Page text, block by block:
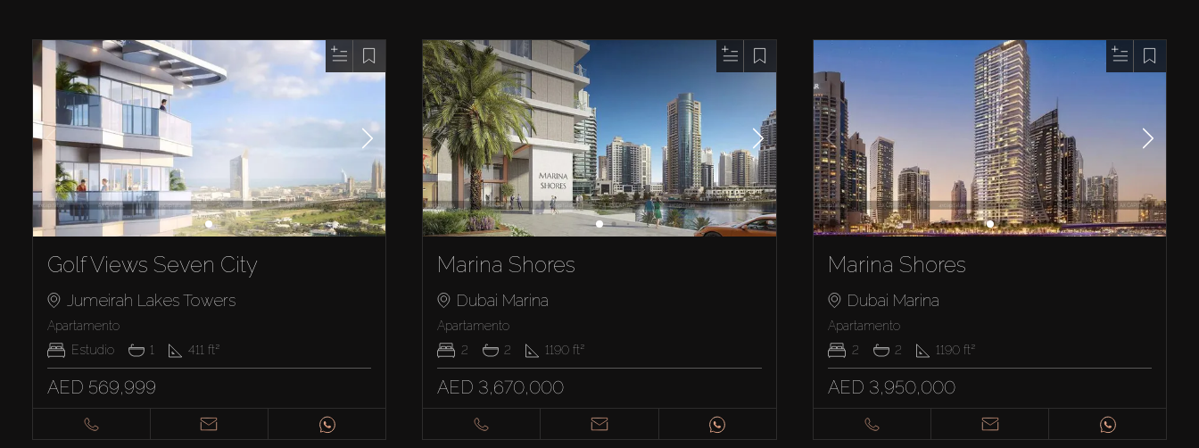
Golf Views Seven City
Jumeirah Lakes Towers
Apartamento
Estudio
1 411 ft²
AED 569,999
Marina Shores
Dubai Marina
Apartamento
2
2 1190ft²
AED 3,670,000
Marina Shores
Dubai Marina
Apartamento
2
2 1190 ft²
AED 3,950,000